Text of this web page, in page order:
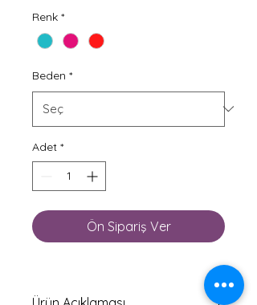
Renk *
Beden *
Adet *
Ön Sipariş Ver